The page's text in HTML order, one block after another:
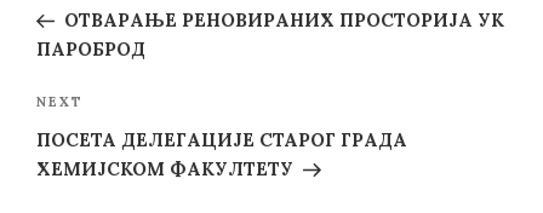
PostОТВАРАЊЕ РЕНОВИРАНИХ ПРОСТОРИЈА УК
ПАРОБРОД
Next
Post
NEXT
ПОСЕТА ДЕЛЕГАЦИЈЕ СТАРОГ ГРАДА
ХЕМИЈСКОМ ФАКУЛТЕТУ